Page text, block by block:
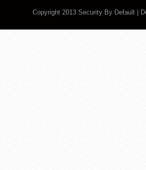
Copyright 2013 Security By Default |